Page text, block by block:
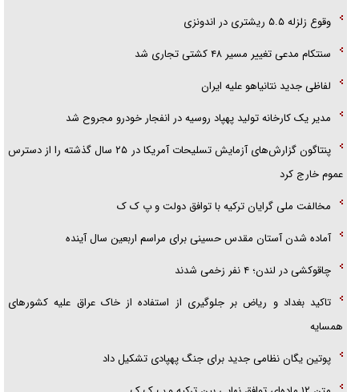
وقوع زلزله ۵.۵ ریشتری در اندونزی
سنتکام مدعی تغییر مسیر ۴۸ کشتی تجاری شد
لفاظی جدید نتانیاهو علیه ایران
مدیر یک کارخانه تولید پهپاد روسیه در انفجار خودرو مجروح شد
پنتاگون گزارش‌های آزمایش تسلیحات آمریکا در ۲۵ سال گذشته را از دسترس
عموم خارج کرد
مخالفت ملی گرایان ترکیه با توافق دولت و پ ک ک
آماده شدن آستان مقدس حسینی برای مراسم اربعین سال آینده
چاقوکشی در لندن؛ ۴ نفر زخمی شدند
تاکید بغداد و ریاض بر جلوگیری از استفاده از خاک عراق علیه کشور‌های
همسایه
پوتین یگان نظامی جدید برای جنگ پهپادی تشکیل داد